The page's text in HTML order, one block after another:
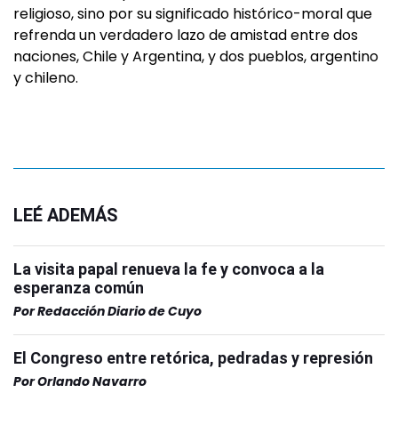
religioso, sino por su significado histórico-moral que
refrenda un verdadero lazo de amistad entre dos
naciones, Chile y Argentina, y dos pueblos, argentino
y chileno.
LEÉ ADEMÁS
La visita papal renueva la fe y convoca a la
esperanza común
PorRedacción Diario de Cuyo
El Congreso entre retórica, pedradas y represión
PorOrlando Navarro